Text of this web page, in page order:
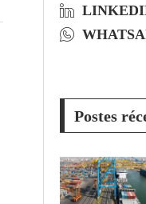
Postes